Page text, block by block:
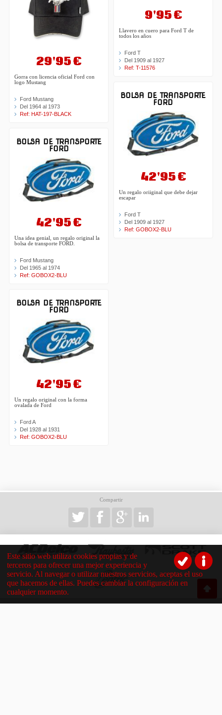
29'95 €
Gorra con licencia oficial Ford con
logo Mustang
Ford Mustang
Del 1964 al 1973
Ref: HAT-197-BLACK
BOLSA DE TRANSPORTE
FORD
42'95 €
Una idea genial, un regalo original la
bolsa de transporte FORD.
Ford Mustang
Del 1965 al 1974
Ref: GOBOX2-BLU
BOLSA DE TRANSPORTE
FORD
42'95 €
Un regalo original con la forma
ovalada de Ford
Ford A
Del 1928 al 1931
Ref: GOBOX2-BLU
9'95 €
Llavero en cuero para Ford T de
todos los años
Ford T
Del 1909 al 1927
Ref: T-11576
BOLSA DE TRANSPORTE
FORD
42'95 €
Un regalo oriiginal que debe dejar
escapar
Ford T
Del 1909 al 1927
Ref: GOBOX2-BLU
Compartir
Este sitio web utiliza cookies propias y de
terceros para ofrecer una mejor experiencia y
servicio. Al navegar o utilizar nuestros servicios, aceptas el uso
que hacemos de ellas. Puedes cambiar la configuración en
cualquier momento.